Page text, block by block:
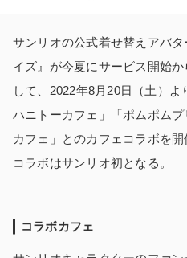
サンリオの公式着せ替えアバ
イズ』が今夏にサービス開始
して、2022年8月20日（土）
ハニトーカフェ」「ポムポム
カフェ」とのカフェコラボを
コラボはサンリオ初となる。
コラボカフェ